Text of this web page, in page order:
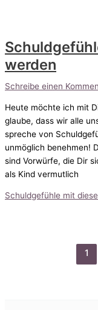
werden
Schreibe einen
Heute möchte ich mit
glaube, dass wir alle
spreche von
unmöglich benehmen!
sind Vorwürfe, die Dir
als Kind vermutlich
Schuldgefühle mit
1